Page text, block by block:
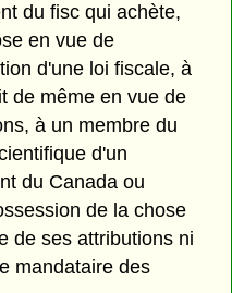
du fisc qui achète,
en vue de
d'une loi fiscale, à
de même en vue de
à un membre du
d'un
du Canada ou
de la chose
de ses attributions ni
mandataire des